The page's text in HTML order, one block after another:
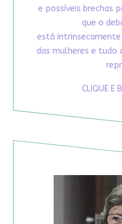
e possíveis brechas
que o
está
das mulheres e tudo
CLIQUE E